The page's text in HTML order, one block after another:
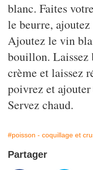
blanc. Faites
le beurre,
Ajoutez le vin
bouillon.
crème et laissez
poivrez et
Servez chaud.
#poisson - coquillage et
Partager